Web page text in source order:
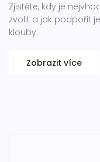
Zjistěte, kdy je
zvolit a jak podpořit
klouby.
Zobrazit více